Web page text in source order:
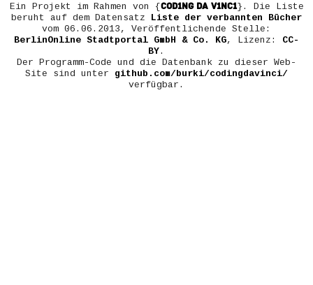
Ein Projekt im Rahmen von {COD1NG DA V1NC1}. Die Liste
beruht auf dem Datensatz Liste der verbannten Bücher
vom 06.06.2013, Veröffentlichende Stelle:
BerlinOnline Stadtportal GmbH & Co. KG, Lizenz: CC-
BY.
Der Programm-Code und die Datenbank zu dieser Web-
Site sind unter github.com/burki/codingdavinci/
verfügbar.